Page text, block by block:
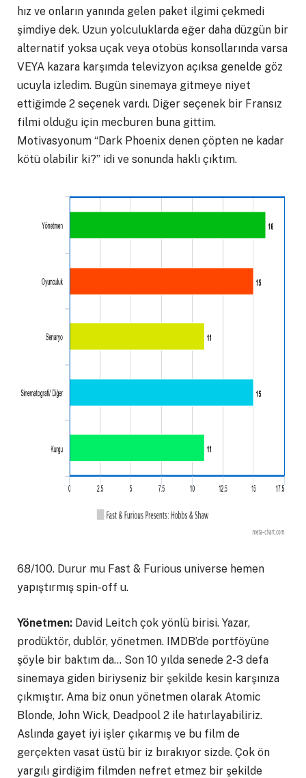
hız ve onların yanında gelen paket ilgimi çekmedi
şimdiye dek. Uzun yolculuklarda eğer daha düzgün bir
alternatif yoksa uçak veya otobüs konsollarında varsa
VEYA kazara karşımda televizyon açıksa genelde göz
ucuyla izledim. Bugün sinemaya gitmeye niyet
ettiğimde 2 seçenek vardı. Diğer seçenek bir Fransız
filmi olduğu için mecburen buna gittim.
Motivasyonum “Dark Phoenix denen çöpten ne kadar
kötü olabilir ki?” idi ve sonunda haklı çıktım.
68/100. Durur mu Fast & Furious universe hemen
yapıştırmış spin-off u.
Yönetmen: David Leitch çok yönlü birisi. Yazar,
prodüktör, dublör, yönetmen. IMDB’de portföyüne
şöyle bir baktım da… Son 10 yılda senede 2-3 defa
sinemaya giden biriyseniz bir şekilde kesin karşınıza
çıkmıştır. Ama biz onun yönetmen olarak Atomic
Blonde, John Wick, Deadpool 2 ile hatırlayabiliriz.
Aslında gayet iyi işler çıkarmış ve bu film de
gerçekten vasat üstü bir iz bırakıyor sizde. Çok ön
yargılı girdiğim filmden nefret etmez bir şekilde